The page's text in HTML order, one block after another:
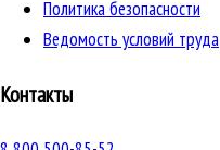
Политика безопасности
Ведомость условий труда
Контакты